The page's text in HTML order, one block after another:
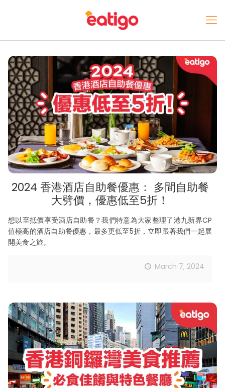
2024 香港酒店自助餐優惠： 多間自助餐
大劈價，優惠低至5折！
想以至抵價享受酒店自助餐？我們特意為大家整理了港九新界CP
值極高的酒店自助餐優惠，最多更低至5折，立即跟著我們一起展
開美食之旅。
March 7, 2024